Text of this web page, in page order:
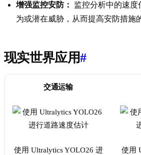
增强监控安防：
监控分析中的速
为或潜在威胁，从而提高安防措施
现实世界应用#
交通运输
使用 Ultralytics YOLO26 进
使用